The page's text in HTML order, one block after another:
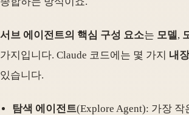
서브 에이전트의 핵심 구성 요소는 모델,
가지입니다. Claude 코드에는 몇 가지 내
있습니다.
탐색 에이전트(Explore Agent): 가장 작